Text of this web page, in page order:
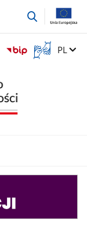
przejdź
Otwórz
okno
Zmień
PL